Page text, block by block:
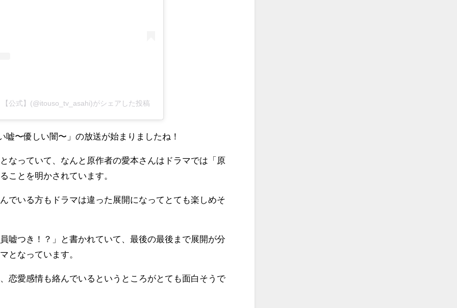
公式】(@itouso_tv_asahi)がシェアした投稿
嘘〜優しい闇〜」の放送が始まりましたね！
なっていて、なんと原作者の愛本さんはドラマでは「原
ことを明かされています。
でいる方もドラマは違った展開になってとても楽しめそ
嘘つき！？」と書かれていて、最後の最後まで展開が分
となっています。
恋愛感情も絡んでいるというところがとても面白そうで